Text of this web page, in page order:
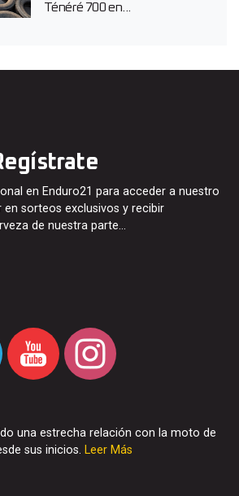
Ténéré 700 en...
en Enduro21 para acceder a nuestro
sorteos exclusivos y recibir
de nuestra parte…
una estrecha relación con la moto de
sus inicios. Leer Más